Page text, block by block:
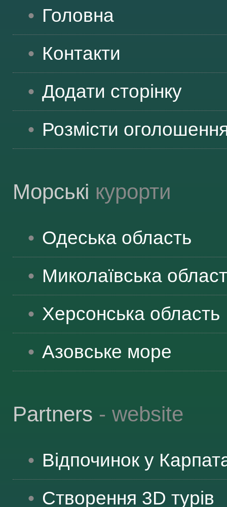
ТРАНСФЕР
ВІДВІДУВАЧАМ
АКЦІЇ
НОВЕ!
ОГОЛОШЕННЯ
ЯК ДОЇХАТИ
Головна
Контакти
Додати сторінку
Розмісти
Морські курорти
Одеська область
Миколаївська
Херсонська область
Азовське море
Partners - website
Відпочинок у
Створення 3D турів